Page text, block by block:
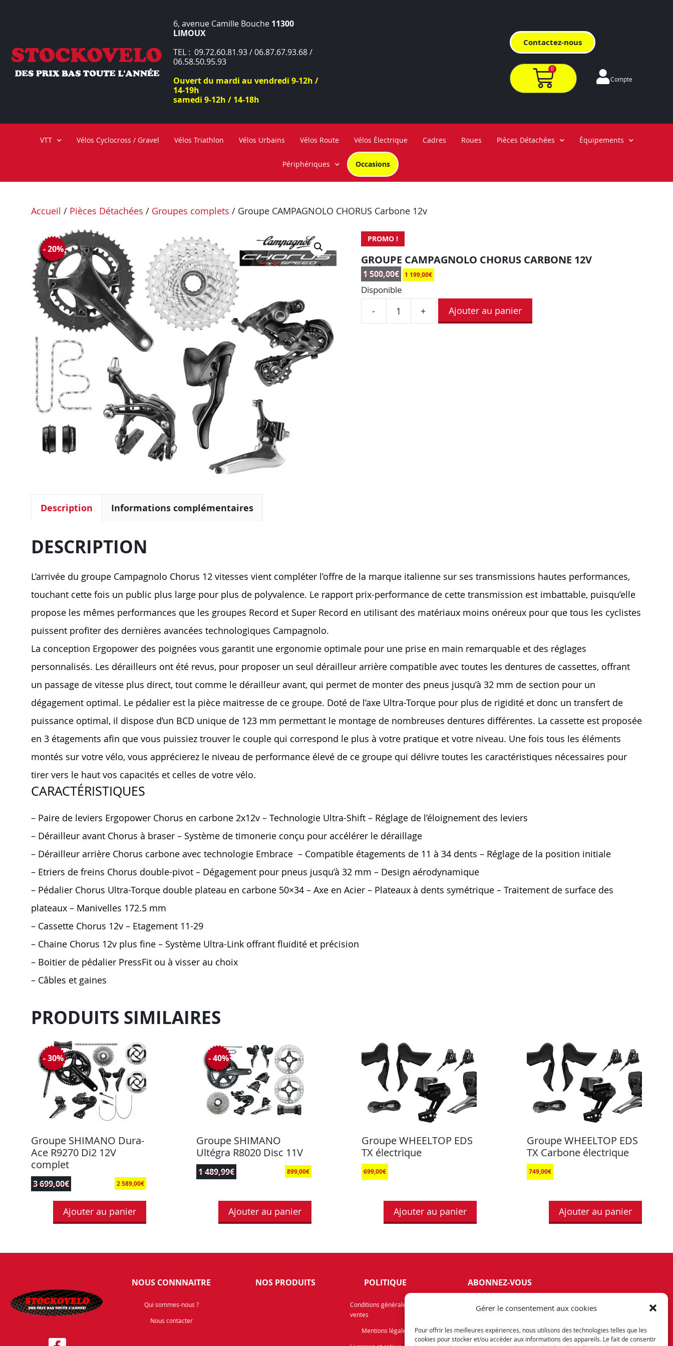
Gérer le consentement aux cookies
Pour offrir les meilleures expériences, nous utilisons des technologies telles que les
cookies pour stocker et/ou accéder aux informations des appareils. Le fait de consentir
6, avenue Camille Bouche 11300
LIMOUX
TEL : 09.72.60.81.93 / 06.87.67.93.68 /
06.58.50.95.93
Ouvert du mardi au vendredi 9-12h /
14-19h
samedi 9-12h / 14-18h
Contactez-nous
0
Compte
VTT Vélos Cyclocross / Gravel Vélos Triathlon Vélos Urbains Vélos Route Vélos Électrique Cadres Roues Pièces Détachées Équipements
Périphériques Occasions
Accueil / Pièces Détachées / Groupes complets / Groupe CAMPAGNOLO CHORUS Carbone 12v
PROMO !
GROUPE CAMPAGNOLO CHORUS CARBONE 12V
1 500,00€ 1 199,00€
- 20%
Disponible
- + Ajouter au panier
Description Informations complémentaires
DESCRIPTION
L’arrivée du groupe Campagnolo Chorus 12 vitesses vient compléter l’offre de la marque italienne sur ses transmissions hautes performances,
touchant cette fois un public plus large pour plus de polyvalence. Le rapport prix-performance de cette transmission est imbattable, puisqu’elle
propose les mêmes performances que les groupes Record et Super Record en utilisant des matériaux moins onéreux pour que tous les cyclistes
puissent profiter des dernières avancées technologiques Campagnolo.
La conception Ergopower des poignées vous garantit une ergonomie optimale pour une prise en main remarquable et des réglages
personnalisés. Les dérailleurs ont été revus, pour proposer un seul dérailleur arrière compatible avec toutes les dentures de cassettes, offrant
un passage de vitesse plus direct, tout comme le dérailleur avant, qui permet de monter des pneus jusqu’à 32 mm de section pour un
dégagement optimal. Le pédalier est la pièce maitresse de ce groupe. Doté de l’axe Ultra-Torque pour plus de rigidité et donc un transfert de
puissance optimal, il dispose d’un BCD unique de 123 mm permettant le montage de nombreuses dentures différentes. La cassette est proposée
en 3 étagements afin que vous puissiez trouver le couple qui correspond le plus à votre pratique et votre niveau. Une fois tous les éléments
montés sur votre vélo, vous apprécierez le niveau de performance élevé de ce groupe qui délivre toutes les caractéristiques nécessaires pour
tirer vers le haut vos capacités et celles de votre vélo.
CARACTÉRISTIQUES
– Paire de leviers Ergopower Chorus en carbone 2x12v – Technologie Ultra-Shift – Réglage de l’éloignement des leviers
– Dérailleur avant Chorus à braser – Système de timonerie conçu pour accélérer le déraillage
– Dérailleur arrière Chorus carbone avec technologie Embrace – Compatible étagements de 11 à 34 dents – Réglage de la position initiale
– Etriers de freins Chorus double-pivot – Dégagement pour pneus jusqu’à 32 mm – Design aérodynamique
– Pédalier Chorus Ultra-Torque double plateau en carbone 50×34 – Axe en Acier – Plateaux à dents symétrique – Traitement de surface des
plateaux – Manivelles 172.5 mm
– Cassette Chorus 12v – Etagement 11-29
– Chaine Chorus 12v plus fine – Système Ultra-Link offrant fluidité et précision
– Boitier de pédalier PressFit ou à visser au choix
– Câbles et gaines
PRODUITS SIMILAIRES
Groupe SHIMANO Dura-
Ace R9270 Di2 12V
complet
3 699,00€ 2 589,00€
- 30%
Ajouter au panier
Groupe SHIMANO
Ultégra R8020 Disc 11V
1 489,99€ 899,00€
- 40%
Ajouter au panier
Groupe WHEELTOP EDS
TX électrique
699,00€
Ajouter au panier
Groupe WHEELTOP EDS
TX Carbone électrique
749,00€
Ajouter au panier
NOUS CONNNAITRE
Qui sommes-nous ?
Nous contacter
NOS PRODUITS POLITIQUE
Conditions générales de
ventes
Mentions légales
ABONNEZ-VOUS
promotions exceptionnelles.